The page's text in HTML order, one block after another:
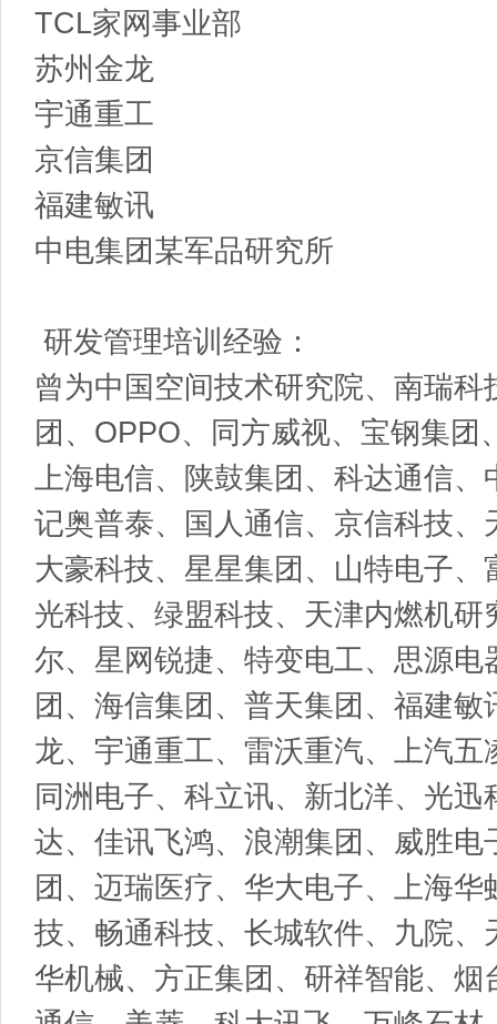
TCL家网事业部
苏州金龙
宇通重工
京信集团
福建敏讯
中电集团某军品研究所
研发管理培训经验：
曾为中国空间技术研究院、南瑞
团、OPPO、同方威视、宝钢集团
上海电信、陕鼓集团、科达通信
记奥普泰、国人通信、京信科技
大豪科技、星星集团、山特电子
光科技、绿盟科技、天津内燃机
尔、星网锐捷、特变电工、思源
团、海信集团、普天集团、福建
龙、宇通重工、雷沃重汽、上汽
同洲电子、科立讯、新北洋、光
达、佳讯飞鸿、浪潮集团、威胜电
团、迈瑞医疗、华大电子、上海
技、畅通科技、长城软件、九院
华机械、方正集团、研祥智能、